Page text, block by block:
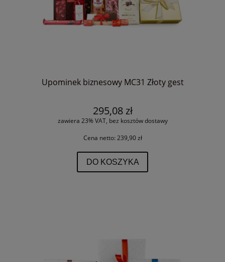
Upominek biznesowy MC31 Złoty gest
295,08 zł
zawiera 23% VAT, bez kosztów dostawy
Cena netto: 239,90 zł
DO KOSZYKA